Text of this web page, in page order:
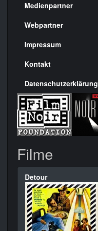
Menülinks
rechte
Seite
Medienpartner
Webpartner
Impressum
Kontakt
Datenschutzerklärung
Filme
Detour